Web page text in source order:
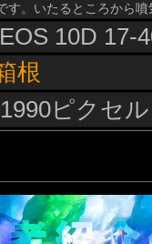
す。いたるところから噴
10D 17-
根
ピクセル